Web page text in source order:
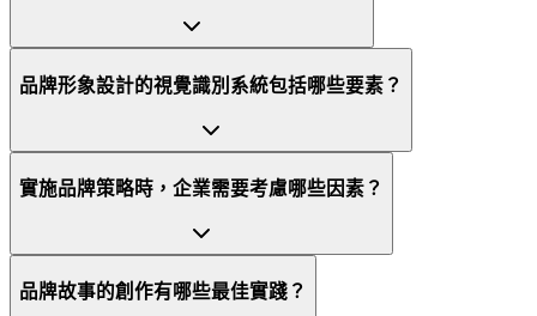
品牌形象設計的視覺識別系統包括哪些要素？
實施品牌策略時，企業需要考慮哪些因素？
品牌故事的創作有哪些最佳實踐？